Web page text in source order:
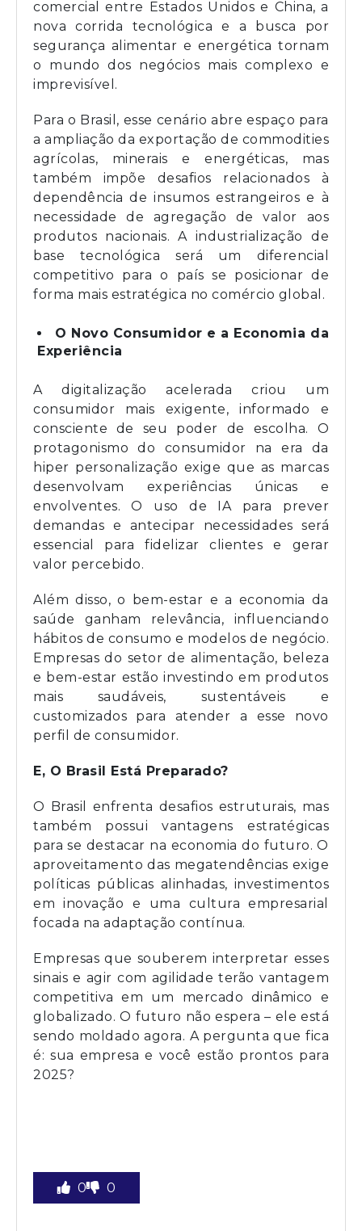
comercial entre Estados Unidos e China, a
nova corrida tecnológica e a busca por
segurança alimentar e energética tornam
o mundo dos negócios mais complexo e
imprevisível.
Para o Brasil, esse cenário abre espaço para
a ampliação da exportação de commodities
agrícolas, minerais e energéticas, mas
também impõe desafios relacionados à
dependência de insumos estrangeiros e à
necessidade de agregação de valor aos
produtos nacionais. A industrialização de
base tecnológica será um diferencial
competitivo para o país se posicionar de
forma mais estratégica no comércio global.
O Novo Consumidor e a Economia da
Experiência
A digitalização acelerada criou um
consumidor mais exigente, informado e
consciente de seu poder de escolha. O
protagonismo do consumidor na era da
hiper personalização exige que as marcas
desenvolvam experiências únicas e
envolventes. O uso de IA para prever
demandas e antecipar necessidades será
essencial para fidelizar clientes e gerar
valor percebido.
Além disso, o bem-estar e a economia da
saúde ganham relevância, influenciando
hábitos de consumo e modelos de negócio.
Empresas do setor de alimentação, beleza
e bem-estar estão investindo em produtos
mais saudáveis, sustentáveis e
customizados para atender a esse novo
perfil de consumidor.
E, O Brasil Está Preparado?
O Brasil enfrenta desafios estruturais, mas
também possui vantagens estratégicas
para se destacar na economia do futuro. O
aproveitamento das megatendências exige
políticas públicas alinhadas, investimentos
em inovação e uma cultura empresarial
focada na adaptação contínua.
Empresas que souberem interpretar esses
sinais e agir com agilidade terão vantagem
competitiva em um mercado dinâmico e
globalizado. O futuro não espera – ele está
sendo moldado agora. A pergunta que fica
é: sua empresa e você estão prontos para
2025?
0 0